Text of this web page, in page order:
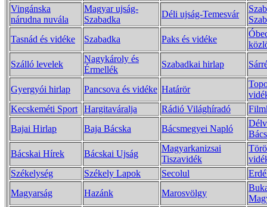
Vingánska
nárudna nuvála
Magyar ujság-
Szabadka
Déli ujság-Temesvár
Tasnád és vidéke
Szabadka Paks és vidéke
Szálló levelek
Nagykároly és
Érmellék
Szabadkai hirlap
Gyergyói hirlap Pancsova és vidéke Határör
Kecskeméti Sport
Hargitaváralja Rádió Világhíradó
Bajai Hirlap
Baja Bácska Bácsmegyei Napló
Bácskai Hírek
Bácskai Ujság
Magyarkanizsai
Tiszavidék
Székelység
Székely Lapok Secolul
Magyarság
Hazánk Marosvölgy